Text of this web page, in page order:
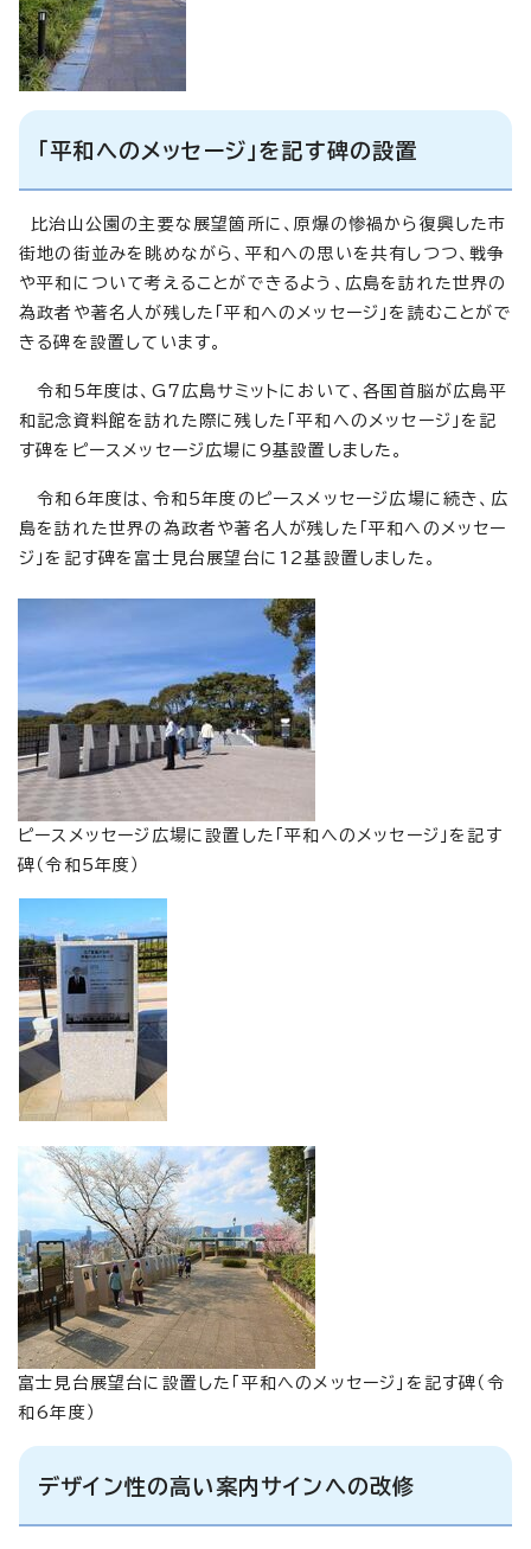
「平和へのメッセージ」を記す碑の設置
比治山公園の主要な展望箇所に、原爆の惨禍から復興した市
街地の街並みを眺めながら、平和への思いを共有しつつ、戦争
や平和について考えることができるよう、広島を訪れた世界の
為政者や著名人が残した「平和へのメッセージ」を読むことがで
きる碑を設置しています。
令和5年度は、G7広島サミットにおいて、各国首脳が広島平
和記念資料館を訪れた際に残した「平和へのメッセージ」を記
す碑をピースメッセージ広場に9基設置しました。
令和6年度は、令和5年度のピースメッセージ広場に続き、広
島を訪れた世界の為政者や著名人が残した「平和へのメッセー
ジ」を記す碑を富士見台展望台に12基設置しました。
ピースメッセージ広場に設置した「平和へのメッセージ」を記す
碑（令和5年度）
富士見台展望台に設置した「平和へのメッセージ」を記す碑（令
和6年度）
デザイン性の高い案内サインへの改修